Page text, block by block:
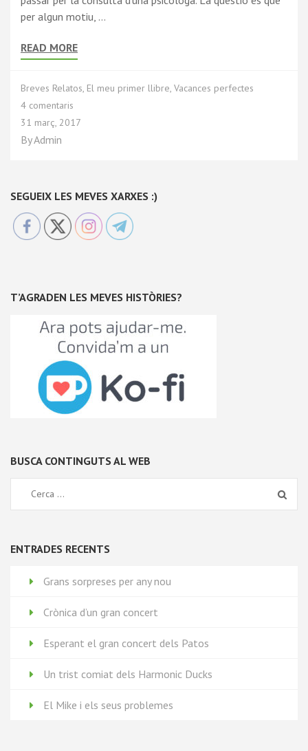
per algun motiu, …
READ MORE
Breves Relatos, El meu primer llibre, Vacances perfectes
4 comentaris
31 març, 2017
ByAdmin
SEGUEIX LES MEVES XARXES :)
T’AGRADEN LES MEVES HISTÒRIES?
BUSCA CONTINGUTS AL WEB
ENTRADES RECENTS
Grans sorpreses per any nou
Crònica d’un gran concert
Esperant el gran concert dels Patos
Un trist comiat dels Harmonic Ducks
El Mike i els seus problemes